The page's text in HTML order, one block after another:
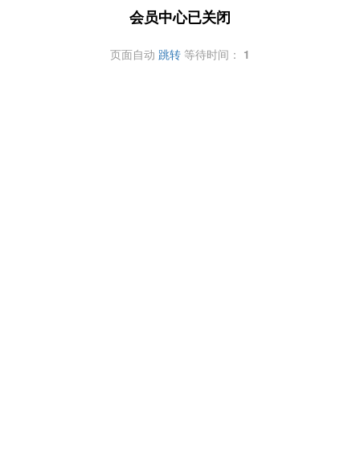
会员中心已关闭
页面自动 跳转 等待时间： 1